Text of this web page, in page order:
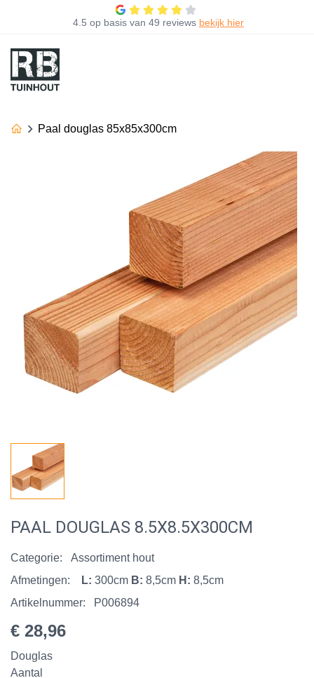
4.5 op basis van 49 reviews bekijk hier
Paal douglas 85x85x300cm
PAAL DOUGLAS 8.5X8.5X300CM
Categorie:
Assortiment hout
Afmetingen:
L: 300cm B: 8,5cm H: 8,5cm
Artikelnummer:
P006894
€ 28,96
Douglas
Aantal